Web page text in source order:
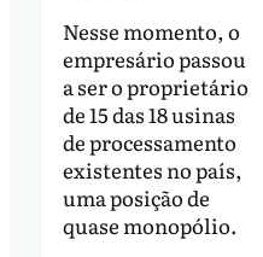
Nesse momento, o
empresário passou
a ser o proprietário
de 15 das 18 usinas
de processamento
existentes no país,
uma posição de
quase monopólio.